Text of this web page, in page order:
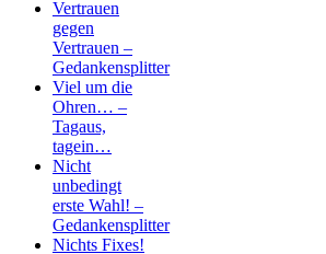
Vertrauen
gegen
Vertrauen –
Gedankensplitter
Viel um die
Ohren… –
Tagaus,
tagein…
Nicht
unbedingt
erste Wahl! –
Gedankensplitter
Nichts Fixes!